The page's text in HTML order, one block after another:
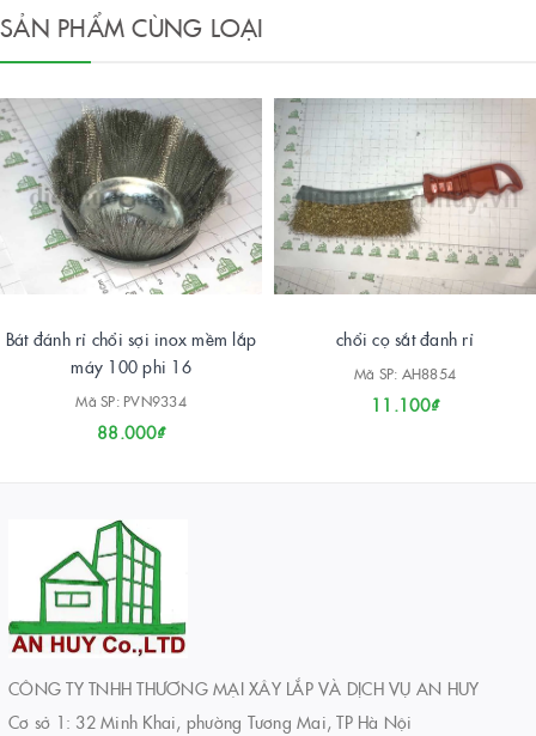
SẢN PHẨM CÙNG LOẠI
Bát đánh rỉ chổi sợi inox mềm lắp
máy 100 phi 16
Mã SP: PVN9334
88.000₫
chổi cọ sắt đanh rỉ
Mã SP: AH8854
11.100₫
CÔNG TY TNHH THƯƠNG MẠI XÂY LẮP VÀ DỊCH VỤ AN HUY
Cơ sở 1: 32 Minh Khai, phường Tương Mai, TP Hà Nội